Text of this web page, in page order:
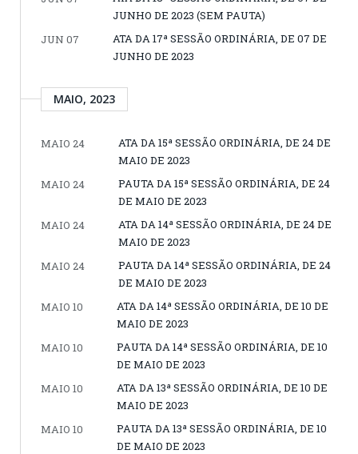
JUNHO DE 2023 (SEM PAUTA)
JUN 07
ATA DA 17ª SESSÃO ORDINÁRIA, DE 07 DE
JUNHO DE 2023
MAIO, 2023
MAIO 24
ATA DA 15ª SESSÃO ORDINÁRIA, DE 24 DE
MAIO DE 2023
MAIO 24
PAUTA DA 15ª SESSÃO ORDINÁRIA, DE 24
DE MAIO DE 2023
MAIO 24
ATA DA 14ª SESSÃO ORDINÁRIA, DE 24 DE
MAIO DE 2023
MAIO 24
PAUTA DA 14ª SESSÃO ORDINÁRIA, DE 24
DE MAIO DE 2023
MAIO 10
ATA DA 14ª SESSÃO ORDINÁRIA, DE 10 DE
MAIO DE 2023
MAIO 10
PAUTA DA 14ª SESSÃO ORDINÁRIA, DE 10
DE MAIO DE 2023
MAIO 10
ATA DA 13ª SESSÃO ORDINÁRIA, DE 10 DE
MAIO DE 2023
MAIO 10
PAUTA DA 13ª SESSÃO ORDINÁRIA, DE 10
DE MAIO DE 2023